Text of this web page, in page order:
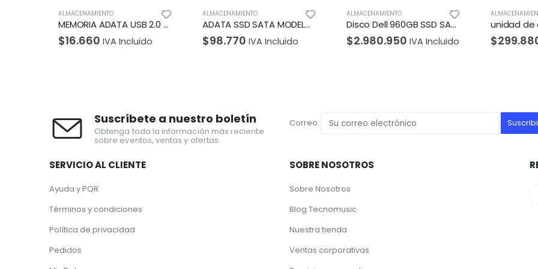
ALMACENAMIENTO
$98.770 IVA Incluido
ALMACENAMIENTO
$2.980.950 IVA Incluido
ALMACENAMIENTO
$299.880 IVA Incluido $
Suscríbete a nuestro boletín
Obtenga toda la información más reciente
sobre eventos, ventas y ofertas.
Correo:
SERVICIO AL CLIENTE
Ayuda y PQR
Términos y condiciones
Política de privacidad
Pedidos
SOBRE NOSOTROS
Sobre Nosotros
Blog Tecnomusic
Nuestra tienda
Ventas corporativas